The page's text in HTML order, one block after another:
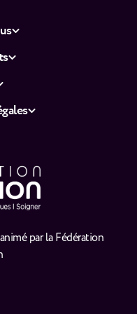
par la Fédération